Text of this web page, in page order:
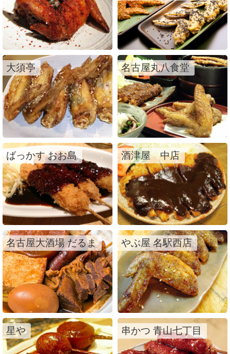
大須亭 名古屋丸八食堂
ばっかす おお島 酒津屋 中店
名古屋大酒場 だるま やぶ屋 名駅西店
星や 串かつ 青山七丁目